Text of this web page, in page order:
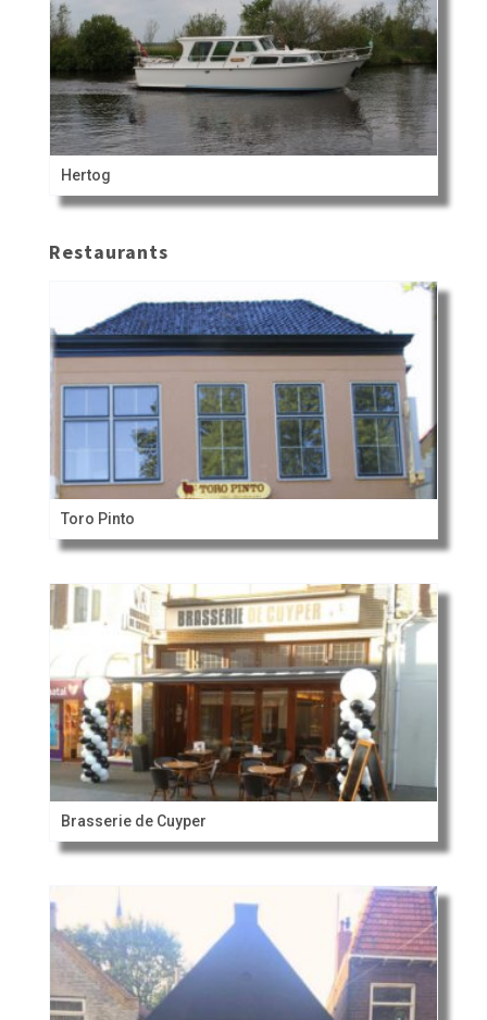
Hertog
Restaurants
Toro Pinto
Brasserie de Cuyper